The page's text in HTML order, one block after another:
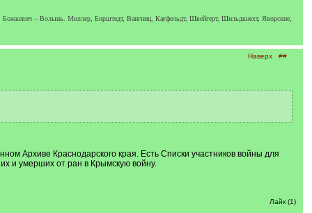
– Волынь. Миллер, Бирштедт, Вангниц, Кауфельдт, Швейгерт, Шильдкнехт, Яворские,
Наверх ##
Архиве Краснодарского края. Есть Списки участников войны для
и умерших от ран в Крымскую войну.
Лайк (1)